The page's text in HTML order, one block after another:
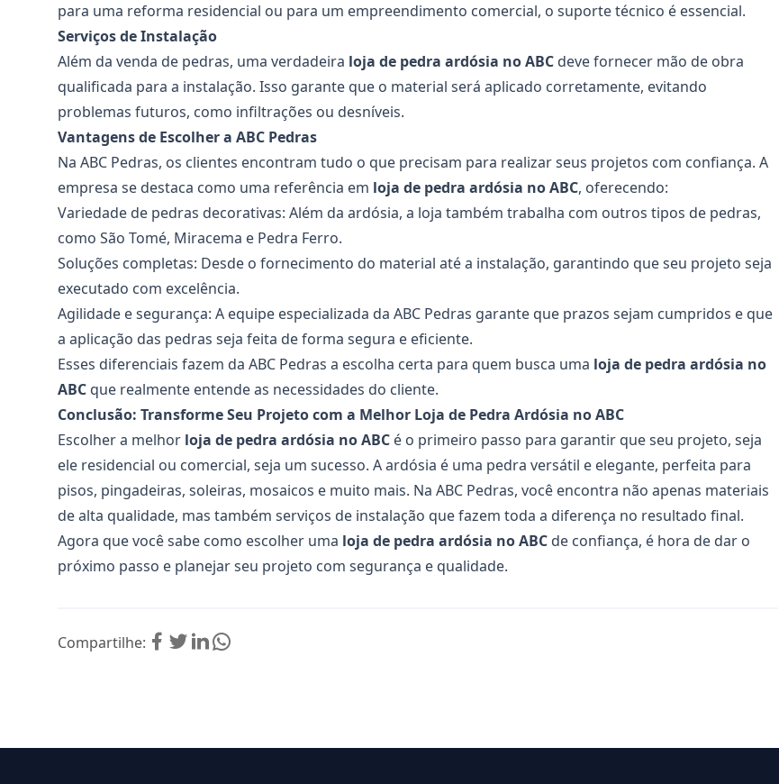
para uma reforma residencial ou para um empreendimento comercial, o suporte técnico é essencial.
Serviços de Instalação
Além da venda de pedras, uma verdadeira loja de pedra ardósia no ABC deve fornecer mão de obra
qualificada para a instalação. Isso garante que o material será aplicado corretamente, evitando
problemas futuros, como infiltrações ou desníveis.
Vantagens de Escolher a ABC Pedras
Na ABC Pedras, os clientes encontram tudo o que precisam para realizar seus projetos com confiança. A
empresa se destaca como uma referência em loja de pedra ardósia no ABC, oferecendo:
Variedade de pedras decorativas: Além da ardósia, a loja também trabalha com outros tipos de pedras,
como São Tomé, Miracema e Pedra Ferro.
Soluções completas: Desde o fornecimento do material até a instalação, garantindo que seu projeto seja
executado com excelência.
Agilidade e segurança: A equipe especializada da ABC Pedras garante que prazos sejam cumpridos e que
a aplicação das pedras seja feita de forma segura e eficiente.
Esses diferenciais fazem da ABC Pedras a escolha certa para quem busca uma loja de pedra ardósia no
ABC que realmente entende as necessidades do cliente.
Conclusão: Transforme Seu Projeto com a Melhor Loja de Pedra Ardósia no ABC
Escolher a melhor loja de pedra ardósia no ABC é o primeiro passo para garantir que seu projeto, seja
ele residencial ou comercial, seja um sucesso. A ardósia é uma pedra versátil e elegante, perfeita para
pisos, pingadeiras, soleiras, mosaicos e muito mais. Na ABC Pedras, você encontra não apenas materiais
de alta qualidade, mas também serviços de instalação que fazem toda a diferença no resultado final.
Agora que você sabe como escolher uma loja de pedra ardósia no ABC de confiança, é hora de dar o
próximo passo e planejar seu projeto com segurança e qualidade.
Compartilhe: